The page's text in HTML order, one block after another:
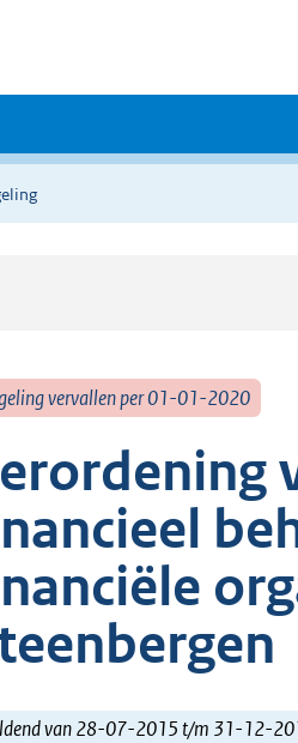
vervallen per 01-01-2020
van 28-07-2015 t/m 31-12-